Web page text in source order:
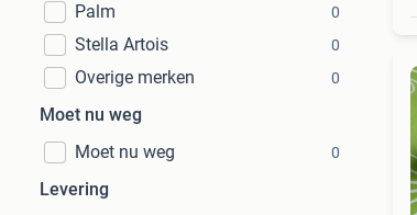
Palm 0
Stella Artois 0
Overige merken 0
Moet nu weg
Moet nu weg
0
Levering